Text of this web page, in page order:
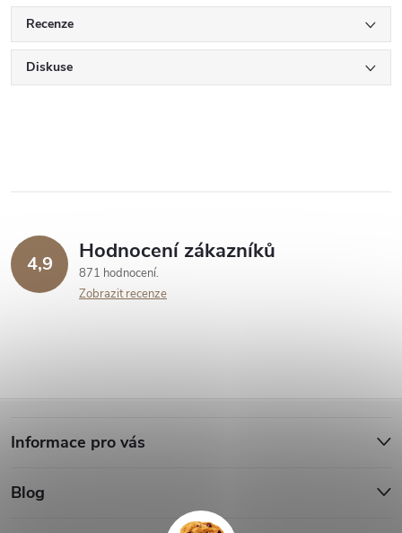
Recenze
Diskuse
4,9 Hodnocení zákazníků
871 hodnocení
Zobrazit recenze
á
p
Informace pro vás
Blog